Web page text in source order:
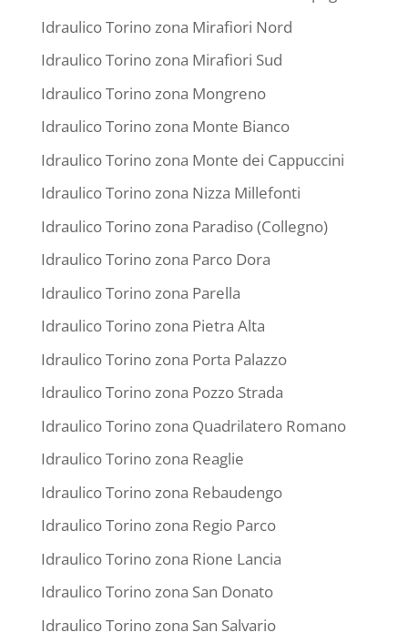
Idraulico Torino zona Mirafiori Nord
Idraulico Torino zona Mirafiori Sud
Idraulico Torino zona Mongreno
Idraulico Torino zona Monte Bianco
Idraulico Torino zona Monte dei Cappuccini
Idraulico Torino zona Nizza Millefonti
Idraulico Torino zona Paradiso (Collegno)
Idraulico Torino zona Parco Dora
Idraulico Torino zona Parella
Idraulico Torino zona Pietra Alta
Idraulico Torino zona Porta Palazzo
Idraulico Torino zona Pozzo Strada
Idraulico Torino zona Quadrilatero Romano
Idraulico Torino zona Reaglie
Idraulico Torino zona Rebaudengo
Idraulico Torino zona Regio Parco
Idraulico Torino zona Rione Lancia
Idraulico Torino zona San Donato
Idraulico Torino zona San Salvario